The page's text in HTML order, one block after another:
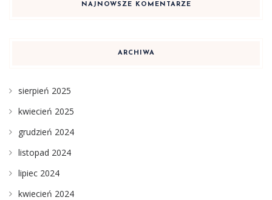
NAJNOWSZE KOMENTARZE
ARCHIWA
sierpień 2025
kwiecień 2025
grudzień 2024
listopad 2024
lipiec 2024
kwiecień 2024